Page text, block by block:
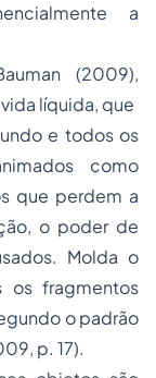
a
(2009),
líquida, que
e todos os
como
que perdem a
o poder de
Molda o
os fragmentos
o padrão
p. 17).